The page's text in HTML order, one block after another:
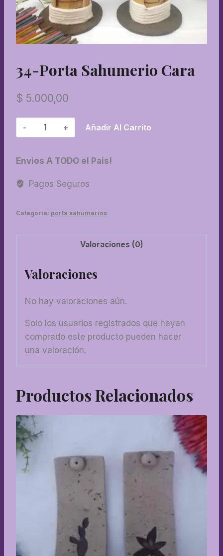
34-Porta Sahumerio Cara
$ 5.000,00
34-
Porta
cara
Añadir Al Carrito
Envios A TODO el Pais!
Pagos Seguros
Categoría: porta sahumerios
Valoraciones (0)
Valoraciones
No hay valoraciones aún.
Solo los usuarios registrados que hayan
comprado este producto pueden hacer
una valoración.
Productos Relacionados